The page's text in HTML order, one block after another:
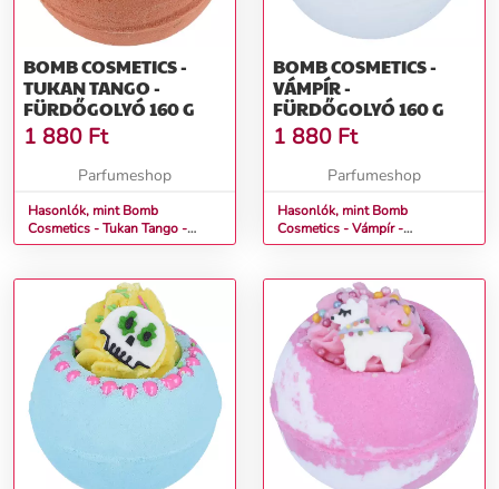
BOMB COSMETICS -
TUKAN TANGO -
FÜRDŐGOLYÓ 160 G
1 880 Ft
Parfumeshop
Hasonlók, mint Bomb
Cosmetics - Tukan Tango -
Fürdőgolyó 160 g
BOMB COSMETICS -
VÁMPÍR -
FÜRDŐGOLYÓ 160 G
1 880 Ft
Parfumeshop
Hasonlók, mint Bomb
Cosmetics - Vámpír -
Fürdőgolyó 160 g